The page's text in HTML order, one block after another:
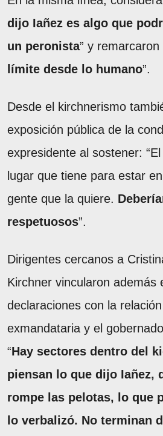
dijo Iañez es algo que
un peronista” y remarcaron
límite desde lo humano”.
Desde el kirchnerismo
exposición pública de la
expresidente al sostener:
lugar que tiene para estar
gente que la quiere.
respetuosos”.
Dirigentes cercanos a
Kirchner vincularon además
declaraciones con la
exmandataria y el
“Hay sectores dentro del
piensan lo que dijo Iañez,
rompe las pelotas, lo que
lo verbalizó. No terminan